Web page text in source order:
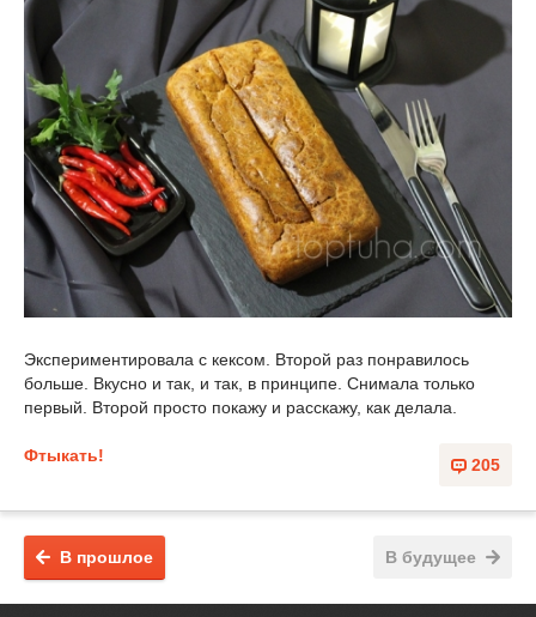
Экспериментировала с кексом. Второй раз понравилось
больше. Вкусно и так, и так, в принципе. Снимала только
первый. Второй просто покажу и расскажу, как делала.
205
Фтыкать!
В будущее
В прошлое